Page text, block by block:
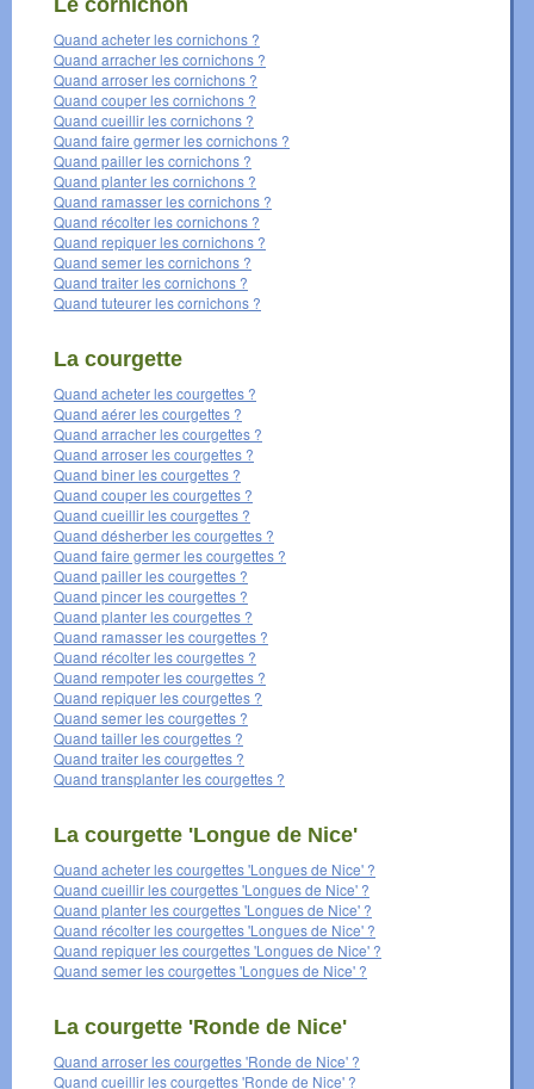
Le cornichon
Quand acheter les cornichons ?
Quand arracher les cornichons ?
Quand arroser les cornichons ?
Quand couper les cornichons ?
Quand cueillir les cornichons ?
Quand faire germer les cornichons ?
Quand pailler les cornichons ?
Quand planter les cornichons ?
Quand ramasser les cornichons ?
Quand récolter les cornichons ?
Quand repiquer les cornichons ?
Quand semer les cornichons ?
Quand traiter les cornichons ?
Quand tuteurer les cornichons ?
La courgette
Quand acheter les courgettes ?
Quand aérer les courgettes ?
Quand arracher les courgettes ?
Quand arroser les courgettes ?
Quand biner les courgettes ?
Quand couper les courgettes ?
Quand cueillir les courgettes ?
Quand désherber les courgettes ?
Quand faire germer les courgettes ?
Quand pailler les courgettes ?
Quand pincer les courgettes ?
Quand planter les courgettes ?
Quand ramasser les courgettes ?
Quand récolter les courgettes ?
Quand rempoter les courgettes ?
Quand repiquer les courgettes ?
Quand semer les courgettes ?
Quand tailler les courgettes ?
Quand traiter les courgettes ?
Quand transplanter les courgettes ?
La courgette 'Longue de Nice'
Quand acheter les courgettes 'Longues de Nice' ?
Quand cueillir les courgettes 'Longues de Nice' ?
Quand planter les courgettes 'Longues de Nice' ?
Quand récolter les courgettes 'Longues de Nice' ?
Quand repiquer les courgettes 'Longues de Nice' ?
Quand semer les courgettes 'Longues de Nice' ?
La courgette 'Ronde de Nice'
Quand arroser les courgettes 'Ronde de Nice' ?
Quand cueillir les courgettes 'Ronde de Nice' ?